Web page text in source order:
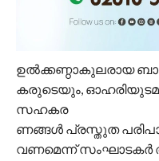
ഉൽക്കണ്ഠാകുലരായ
കരുടെയും,
സഹകര
ണങ്ങൾ പ്രസ്തുത
വണമെന്ന്‌ സംഘാടകർ